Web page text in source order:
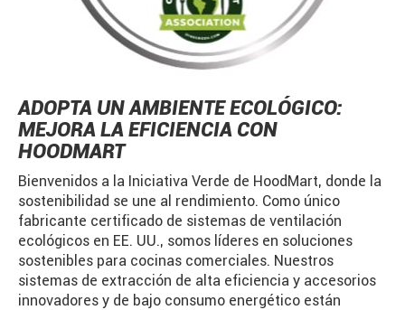
ADOPTA UN AMBIENTE ECOLÓGICO:
MEJORA LA EFICIENCIA CON
HOODMART
Bienvenidos a la Iniciativa Verde de HoodMart, donde la
sostenibilidad se une al rendimiento. Como único
fabricante certificado de sistemas de ventilación
ecológicos en EE. UU., somos líderes en soluciones
sostenibles para cocinas comerciales. Nuestros
sistemas de extracción de alta eficiencia y accesorios
innovadores y de bajo consumo energético están